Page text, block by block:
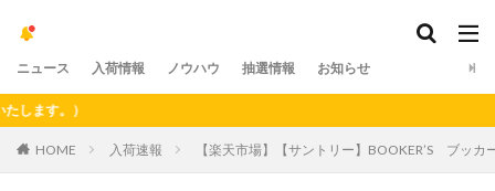
ニュース 入荷情報 ノウハウ 抽選情報 お知らせ
。）
HOME 入荷速報 【楽天市場】【サントリー】BOOKER’S ブッ